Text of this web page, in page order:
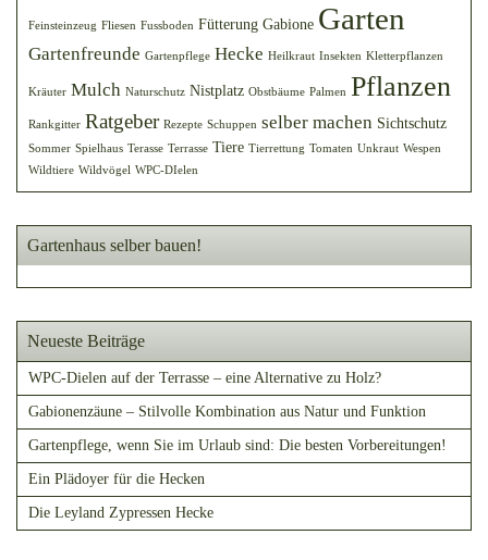
Feinsteinzeug Fliesen Fussboden Fütterung Gabione Garten
Gartenfreunde Gartenpflege Hecke Heilkraut Insekten Kletterpflanzen
Kräuter Mulch Naturschutz Nistplatz Obstbäume Palmen Pflanzen
Rankgitter Ratgeber Rezepte Schuppen selber machen Sichtschutz
Sommer Spielhaus Terasse Terrasse Tiere Tierrettung Tomaten Unkraut Wespen
Wildtiere Wildvögel WPC-DIelen
Gartenhaus selber bauen!
Neueste Beiträge
WPC-Dielen auf der Terrasse – eine Alternative zu Holz?
Gabionenzäune – Stilvolle Kombination aus Natur und Funktion
Gartenpflege, wenn Sie im Urlaub sind: Die besten Vorbereitungen!
Ein Plädoyer für die Hecken
Die Leyland Zypressen Hecke